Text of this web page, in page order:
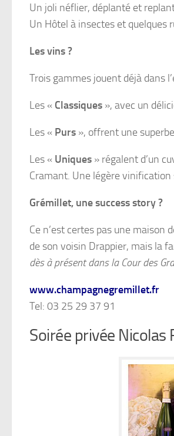
Un joli néflier, déplanté et
Un Hôtel à insectes et quelques
Les vins ?
Trois gammes jouent déjà dans
Les « Classiques », avec un
Les « Purs », offrent une
Les « Uniques » régalent d’un
Cramant. Une légère
Grémillet, une success story ?
Ce n’est certes pas une maison
de son voisin Drappier, mais la
dès à présent dans la Cour des
www.champagnegremillet.fr
Tel: 03 25 29 37 91
Soirée privée Nicolas